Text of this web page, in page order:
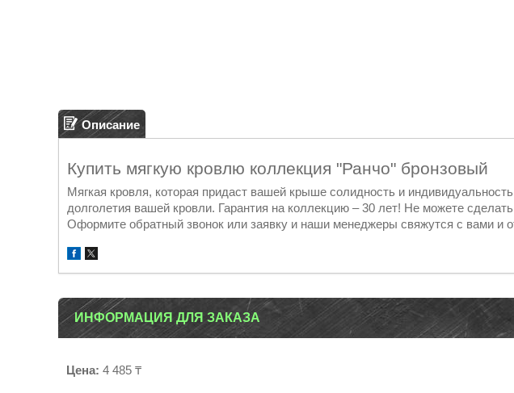
Описание
Купить мягкую кровлю коллекция "Ранчо" бронзовый
Мягкая кровля, которая придаст вашей крыше солидность и
долголетия вашей кровли. Гарантия на коллекцию – 30 лет! Не можете
Оформите обратный звонок или заявку и наши менеджеры свяжутся с вами и
ИНФОРМАЦИЯ ДЛЯ ЗАКАЗА
Цена: 4 485 ₸